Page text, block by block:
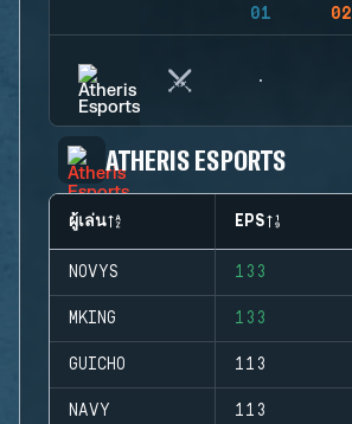
01 02
ATHERIS ESPORTS
ผู้เล่น EPS
NOVYS 133
MKING 133
GUICHO 113
NAVY 113